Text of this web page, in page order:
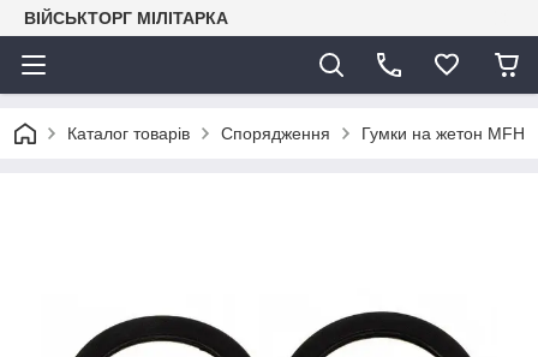
ВІЙСЬКТОРГ МІЛІТАРКА
Каталог товарів Спорядження Гумки на жетон MFH